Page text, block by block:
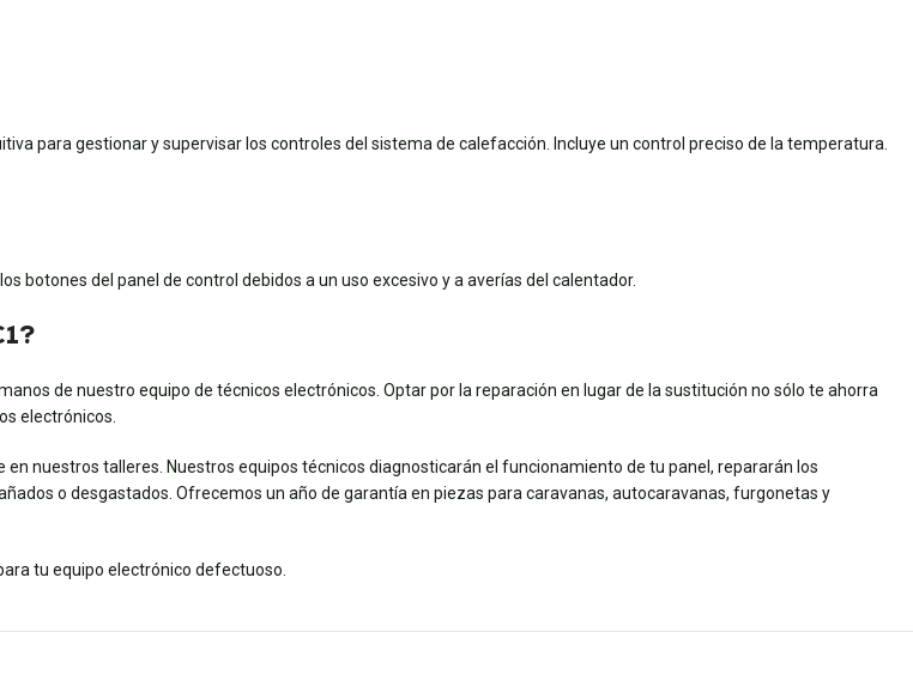
para gestionar y supervisar los controles del sistema de calefacción. Incluye un control preciso de la temperatura.
botones del panel de control debidos a un uso excesivo y a averías del calentador.
de nuestro equipo de técnicos electrónicos. Optar por la reparación en lugar de la sustitución no sólo te ahorra
electrónicos.
nuestros talleres. Nuestros equipos técnicos diagnosticarán el funcionamiento de tu panel, repararán los
o desgastados. Ofrecemos un año de garantía en piezas para caravanas, autocaravanas, furgonetas y
tu equipo electrónico defectuoso.